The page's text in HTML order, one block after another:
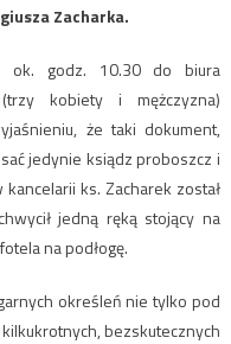
Zacharka.
ok. godz. 10.30 do biura
kobiety i mężczyzna)
że taki dokument,
jedynie ksiądz proboszcz i
ks. Zacharek został
jedną ręką stojący na
na podłogę.
określeń nie tylko pod
kilkukrotnych, bezskutecznych